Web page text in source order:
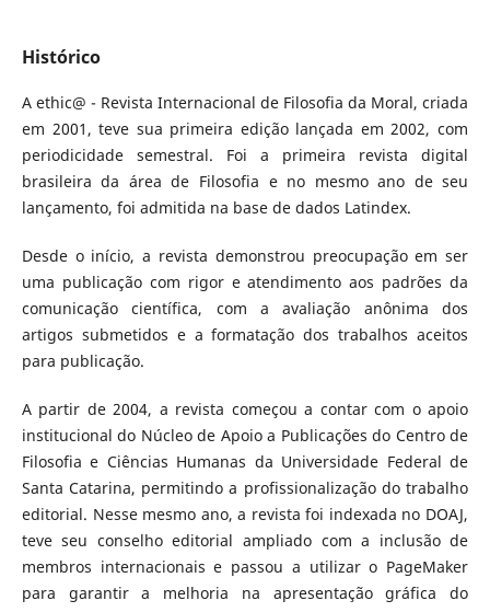
Histórico
A ethic@ - Revista Internacional de Filosofia da Moral, criada
em 2001, teve sua primeira edição lançada em 2002, com
periodicidade semestral. Foi a primeira revista digital
brasileira da área de Filosofia e no mesmo ano de seu
lançamento, foi admitida na base de dados Latindex.
Desde o início, a revista demonstrou preocupação em ser
uma publicação com rigor e atendimento aos padrões da
comunicação científica, com a avaliação anônima dos
artigos submetidos e a formatação dos trabalhos aceitos
para publicação.
A partir de 2004, a revista começou a contar com o apoio
institucional do Núcleo de Apoio a Publicações do Centro de
Filosofia e Ciências Humanas da Universidade Federal de
Santa Catarina, permitindo a profissionalização do trabalho
editorial. Nesse mesmo ano, a revista foi indexada no DOAJ,
teve seu conselho editorial ampliado com a inclusão de
membros internacionais e passou a utilizar o PageMaker
para garantir a melhoria na apresentação gráfica do